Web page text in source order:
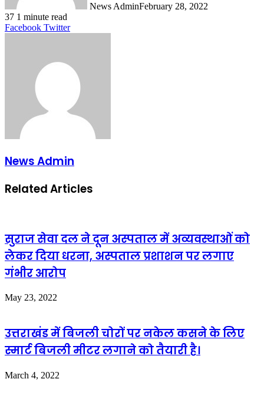
News AdminFebruary 28, 2022
37 1 minute read
Facebook TwitterLinkedIn
Tumblr
Pinterest
Reddit
VKontakte
Share
Print
News Admin
Related Articles
सुराज सेवा दल ने दून अस्पताल में अव्यवस्थाओं को
लेकर दिया धरना, अस्पताल प्रशाशन पर लगाए
गंभीर आरोप
May 23, 2022
उत्तराखंड में बिजली चोरों पर नकेल कसने के लिए
स्मार्ट बिजली मीटर लगाने को तैयारी है।
March 4, 2022